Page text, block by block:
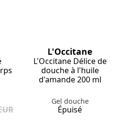
L'Occitane
L'Occitane Délice de
douche à l'huile
d'amande 200 ml
Gel douche
Épuisé